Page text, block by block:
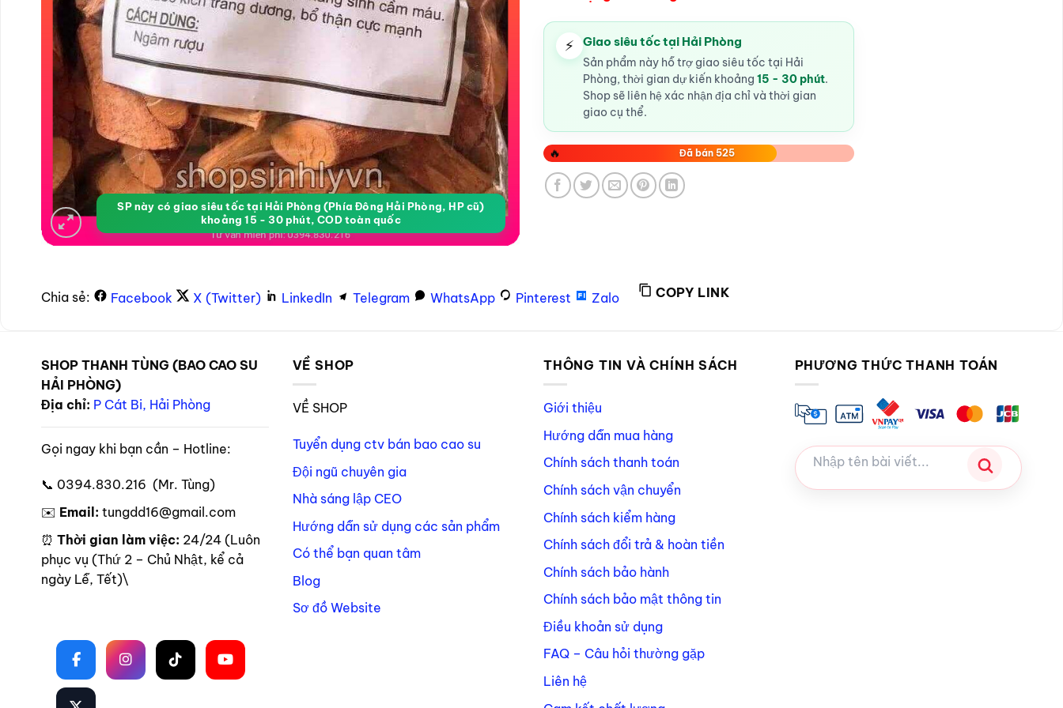
SP này có giao siêu tốc tại Hải Phòng (Phía Đông Hải Phòng, HP cũ)
khoảng 15 - 30 phút, COD toàn quốc
⚡ Giao siêu tốc tại Hải Phòng
Sản phẩm này hỗ trợ giao siêu tốc tại Hải
Phòng, thời gian dự kiến khoảng 15 - 30 phút.
Shop sẽ liên hệ xác nhận địa chỉ và thời gian
giao cụ thể.
🔥 Đã bán 525
Chia sẻ: Facebook X (Twitter) LinkedIn Telegram WhatsApp Pinterest Zalo COPY LINK
SHOP THANH TÙNG (BAO CAO SU
HẢI PHÒNG)
Địa chỉ: P Cát Bi, Hải Phòng
Gọi ngay khi bạn cần – Hotline:
📞 0394.830.216 (Mr. Tùng)
✉️ Email: tungdd16@gmail.com
⏰ Thời gian làm việc: 24/24 (Luôn
phục vụ (Thứ 2 – Chủ Nhật, kể cả
ngày Lễ, Tết)\
VỀ SHOP
VỀ SHOP
Tuyển dụng ctv bán bao cao su
Đội ngũ chuyên gia
Nhà sáng lập CEO
Hướng dẫn sử dụng các sản phẩm
Có thể bạn quan tâm
Blog
Sơ đồ Website
THÔNG TIN VÀ CHÍNH SÁCH
Giới thiệu
Hướng dẫn mua hàng
Chính sách thanh toán
Chính sách vận chuyển
Chính sách kiểm hàng
Chính sách đổi trả & hoàn tiền
Chính sách bảo hành
Chính sách bảo mật thông tin
Điều khoản sử dụng
FAQ – Câu hỏi thường gặp
Liên hệ
PHƯƠNG THỨC THANH TOÁN